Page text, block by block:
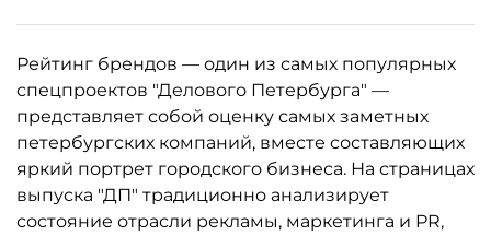
Рейтинг брендов — один из самых популярных
спецпроектов "Делового Петербурга" —
представляет собой оценку самых заметных
петербургских компаний, вместе составляющих
яркий портрет городского бизнеса. На страницах
выпуска "ДП" традиционно анализирует
состояние отрасли рекламы, маркетинга и PR,